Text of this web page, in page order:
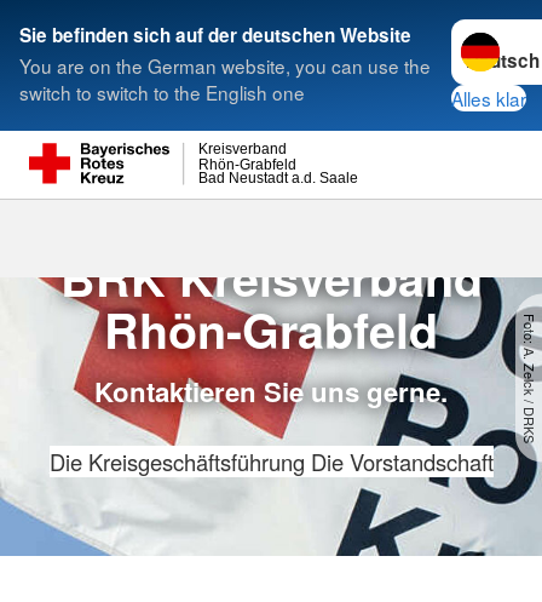
Sie befinden sich auf der deutschen Website
You are on the German website, you can use the
switch to switch to the English one
Sprache
Alles klar
Bad Neustadt a.d. Saale
Rhön-Grabfeld
Kreisverband
Suche
Foto: A. Zelck / DRKS
BRK Kreisverband
Rhön-Grabfeld
Kontaktieren Sie uns gerne.
Die Kreisgeschäftsführung Die Vorstandschaft